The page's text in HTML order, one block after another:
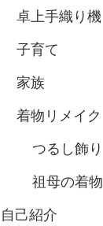
卓上手織り機
子育て
家族
着物リメイク
つるし飾り
祖母の着物
自己紹介